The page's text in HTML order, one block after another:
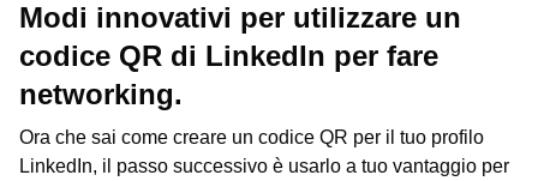
Modi innovativi per utilizzare un
codice QR di LinkedIn per fare
networking.
Ora che sai come creare un codice QR per il tuo profilo
LinkedIn, il passo successivo è usarlo a tuo vantaggio per